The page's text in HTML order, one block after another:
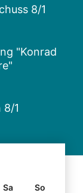
8/1
"Konrad
8/1
Sa
So